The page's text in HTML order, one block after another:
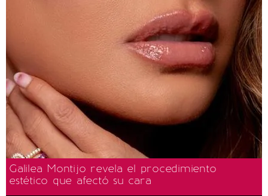
Galilea Montijo revela el procedimiento
estético que afectó su cara